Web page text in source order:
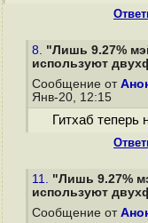
8. "Лишь 9.27%
используют
Сообщение от
Янв-20, 12:15
Гитхаб теперь
11. "Лишь 9.27%
используют
Сообщение от